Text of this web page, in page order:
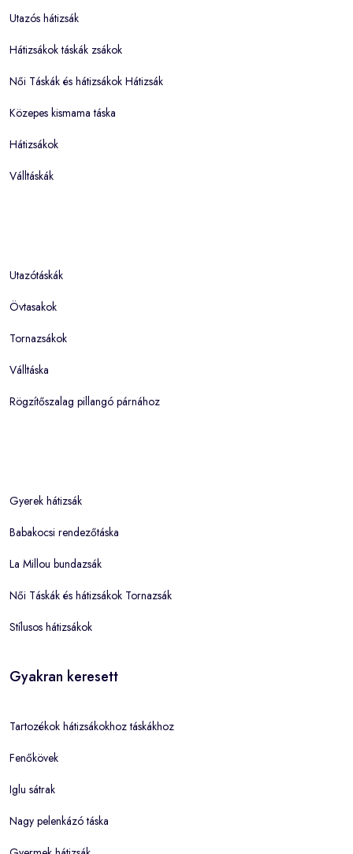
Utazós hátizsák
Hátizsákok táskák zsákok
Női Táskák és hátizsákok Hátizsák
Közepes kismama táska
Hátizsákok
Válltáskák
Utazótáskák
Övtasakok
Tornazsákok
Válltáska
Rögzítőszalag pillangó párnához
Gyerek hátizsák
Babakocsi rendezőtáska
La Millou bundazsák
Női Táskák és hátizsákok Tornazsák
Stílusos hátizsákok
Gyakran keresett
Tartozékok hátizsákokhoz táskákhoz
Fenőkövek
Iglu sátrak
Nagy pelenkázó táska